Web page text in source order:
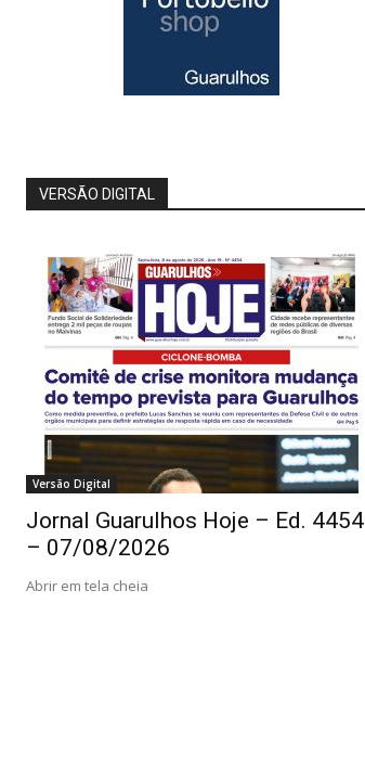
VERSÃO DIGITAL
Versão Digital
Jornal Guarulhos Hoje – Ed. 4454
– 07/08/2026
Abrir em tela cheia